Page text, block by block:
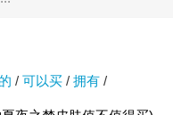
/ 可以买 / 拥有 /